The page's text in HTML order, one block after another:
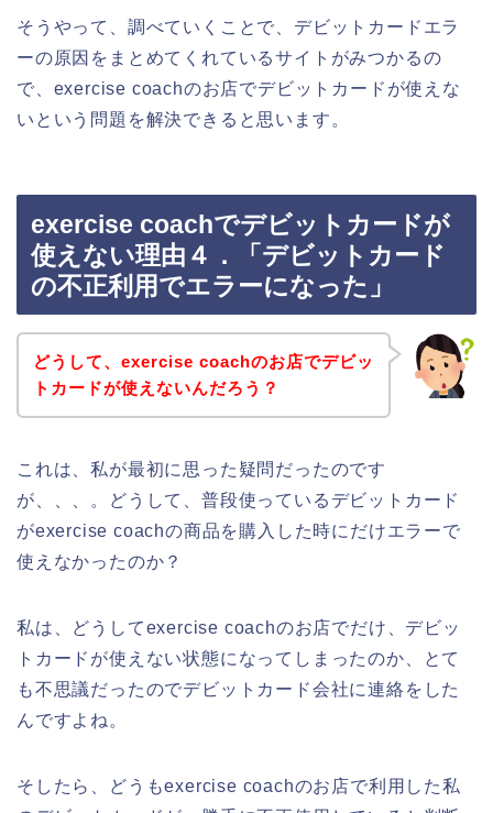
そうやって、調べていくことで、デビットカードエラ
ーの原因をまとめてくれているサイトがみつかるの
で、exercise coachのお店でデビットカードが使えな
いという問題を解決できると思います。
exercise coachでデビットカードが
使えない理由４．「デビットカード
の不正利用でエラーになった」
どうして、exercise coachのお店でデビッ
トカードが使えないんだろう？
これは、私が最初に思った疑問だったのです
が、、、。どうして、普段使っているデビットカード
がexercise coachの商品を購入した時にだけエラーで
使えなかったのか？
私は、どうしてexercise coachのお店でだけ、デビッ
トカードが使えない状態になってしまったのか、とて
も不思議だったのでデビットカード会社に連絡をした
んですよね。
そしたら、どうもexercise coachのお店で利用した私